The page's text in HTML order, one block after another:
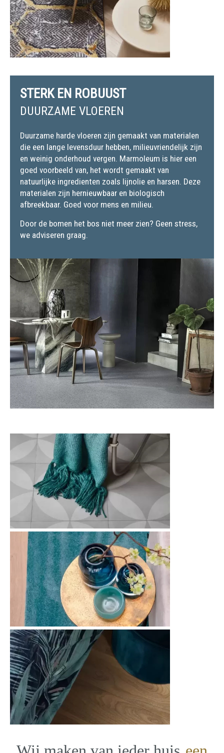
STERK EN ROBUUST
DUURZAME VLOEREN
Duurzame harde vloeren zijn gemaakt van materialen
die een lange levensduur hebben, milieuvriendelijk zijn
en weinig onderhoud vergen. Marmoleum is hier een
goed voorbeeld van, het wordt gemaakt van
natuurlijke ingredienten zoals lijnolie en harsen. Deze
materialen zijn hernieuwbaar en biologisch
afbreekbaar. Goed voor mens en milieu.
Door de bomen het bos niet meer zien? Geen stress,
we adviseren graag.